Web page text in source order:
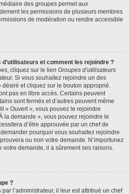
des groupes permet aux
les permissions de plusieurs membres
de modération ou rendre accessible
et comment les rejoindre ?
cliquez sur le lien Groupes d’utilisateurs
Si vous souhaitez rejoindre un des
et cliquez sur le bouton approprié.
pas en libre accès. Certains peuvent
sont fermés et d’autres peuvent même
« Ouvert », vous pouvez le rejoindre
la demande », vous pouvez rejoindre le
d’être approuvée par un chef de
pourquoi vous souhaitez rejoindre
ou non votre demande. N’importunez
votre demande, il a sûrement ses raisons.
?
l’administrateur, il leur est attribué un chef